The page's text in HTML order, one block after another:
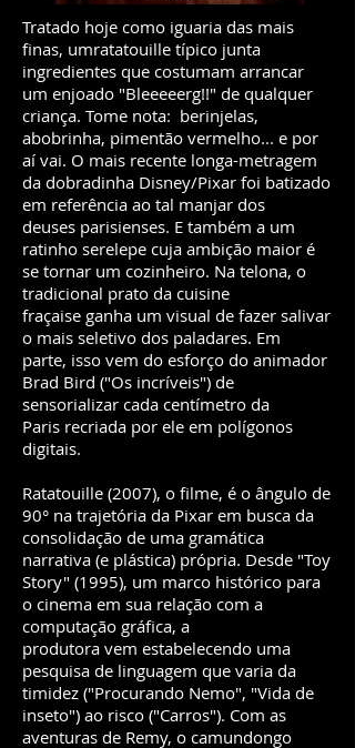
Tratado hoje como iguaria das mais
finas, umratatouille típico junta
ingredientes que costumam arrancar
um enjoado "Bleeeeerg!!" de qualquer
criança. Tome nota: berinjelas,
abobrinha, pimentão vermelho... e por
aí vai. O mais recente longa-metragem
da dobradinha Disney/Pixar foi batizado
em referência ao tal manjar dos
deuses parisienses. E também a um
ratinho serelepe cuja ambição maior é
se tornar um cozinheiro. Na telona, o
tradicional prato da cuisine
fraçaise ganha um visual de fazer salivar
o mais seletivo dos paladares. Em
parte, isso vem do esforço do animador
Brad Bird ("Os incríveis") de
sensorializar cada centímetro da
Paris recriada por ele em polígonos
digitais.
Ratatouille (2007), o filme, é o ângulo de
90° na trajetória da Pixar em busca da
consolidação de uma gramática
narrativa (e plástica) própria. Desde "Toy
Story" (1995), um marco histórico para
o cinema em sua relação com a
computação gráfica, a
produtora vem estabelecendo uma
pesquisa de linguagem que varia da
timidez ("Procurando Nemo", "Vida de
inseto") ao risco ("Carros"). Com as
aventuras de Remy, o camundongo